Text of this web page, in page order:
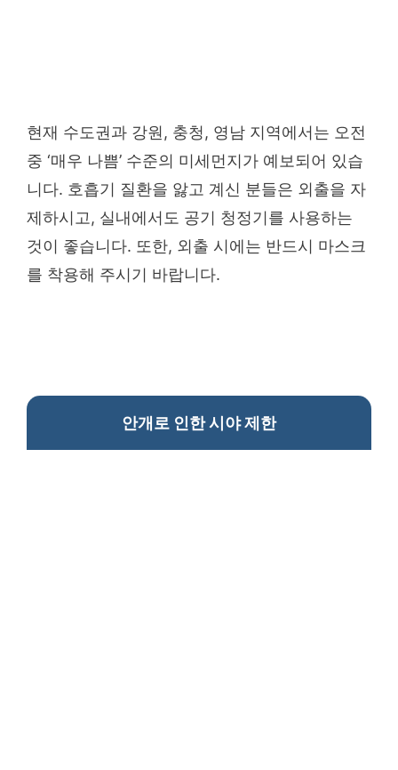
현재 수도권과 강원, 충청, 영남 지역에서는 오전
중 ‘매우 나쁨’ 수준의 미세먼지가 예보되어 있습
니다. 호흡기 질환을 앓고 계신 분들은 외출을 자
제하시고, 실내에서도 공기 청정기를 사용하는
것이 좋습니다. 또한, 외출 시에는 반드시 마스크
를 착용해 주시기 바랍니다.
안개로 인한 시야 제한